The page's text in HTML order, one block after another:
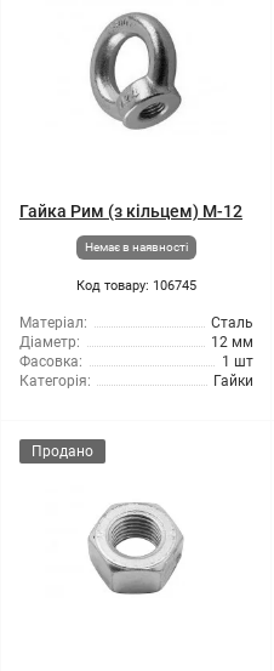
Гайка Рим (з кільцем) М-12
Немає в наявності
Код товару: 106745
Матеріал:
Сталь
Діаметр:
12 мм
Фасовка:
1 шт
Категорія:
Гайки
Продано